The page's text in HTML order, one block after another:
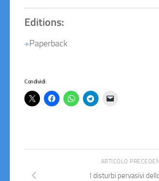
Editions:
Paperback
Condividi:
ARTICOLO
I disturbi pervasivi